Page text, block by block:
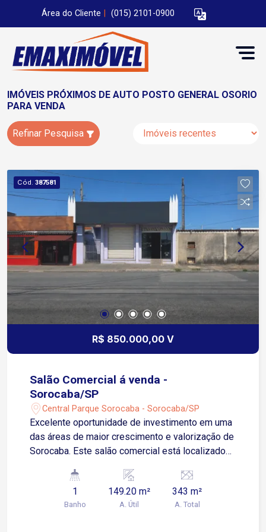
Área do Cliente (015) 2101-0900
IMÓVEIS PRÓXIMOS DE AUTO POSTO GENERAL OSORIO
PARA VENDA
Refinar Pesquisa
Cód. 387581
R$ 850.000,00 V
Salão Comercial á venda -
Sorocaba/SP
Central Parque Sorocaba - Sorocaba/SP
Excelente oportunidade de investimento em uma
das áreas de maior crescimento e valorização de
Sorocaba. Este salão comercial está localizado
Parque, oferecendo fácil acesso e alto fluxo de
circulação. O imóvel destaca-se por possuir um
amplo terreno de 343 m², proporcionando espaço
1
Banho
149.20 m²
A. Útil
343 m²
A. Total